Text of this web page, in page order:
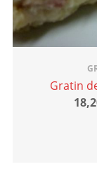
Gratin